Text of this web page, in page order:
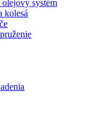
systém
kolesá